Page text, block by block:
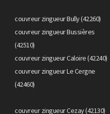
couvreur zingueur Bully (42260)
couvreur zingueur Bussières
(42510)
couvreur zingueur Caloire (42240)
couvreur zingueur Le Cergne
(42460)
couvreur zingueur Cezay (42130)